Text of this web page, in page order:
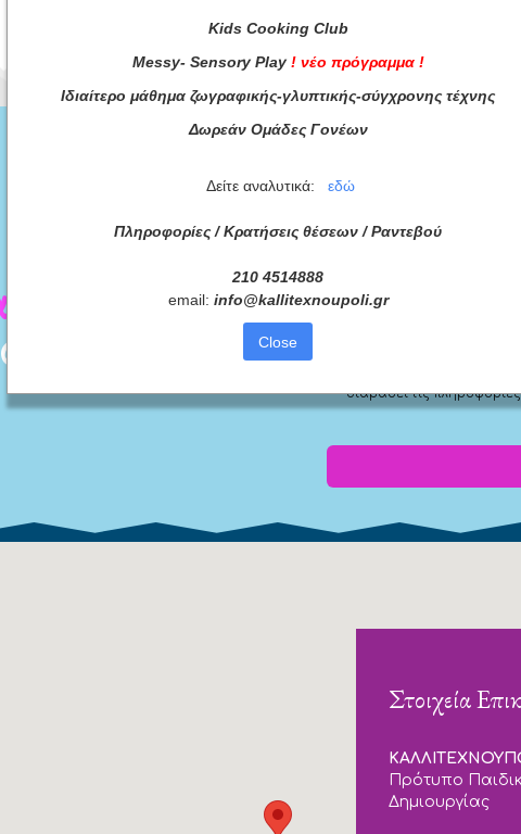
μας
τώρα! Όρους
διαβάσει τις
Στοιχεία
Πρότυπο
Δημιουργίας
Kids Cooking Club
Messy- Sensory Play ! νέο πρόγραμμα !
Ιδιαίτερο μάθημα ζωγραφικής-γλυπτικής-σύγχρονης τέχνης
Δωρεάν Ομάδες Γονέων
Δείτε αναλυτικά: εδώ
Πληροφορίες / Κρατήσεις θέσεων / Ραντεβού
210 4514888
email: info@kallitexnoupoli.gr
Close